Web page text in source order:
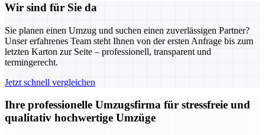
Wir sind für Sie da
Sie planen einen Umzug und suchen einen zuverlässigen Partner?
Unser erfahrenes Team steht Ihnen von der ersten Anfrage bis zum
letzten Karton zur Seite – professionell, transparent und
termingerecht.
Jetzt schnell vergleichen
Ihre professionelle Umzugsfirma für stressfreie und
qualitativ hochwertige Umzüge